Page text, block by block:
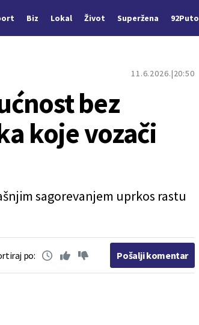
Biz Lokal Život Superžena
11.6.2026. 20:50
bez
koje vozači
sagorevanjem uprkos rastu
po: Pošalji komentar